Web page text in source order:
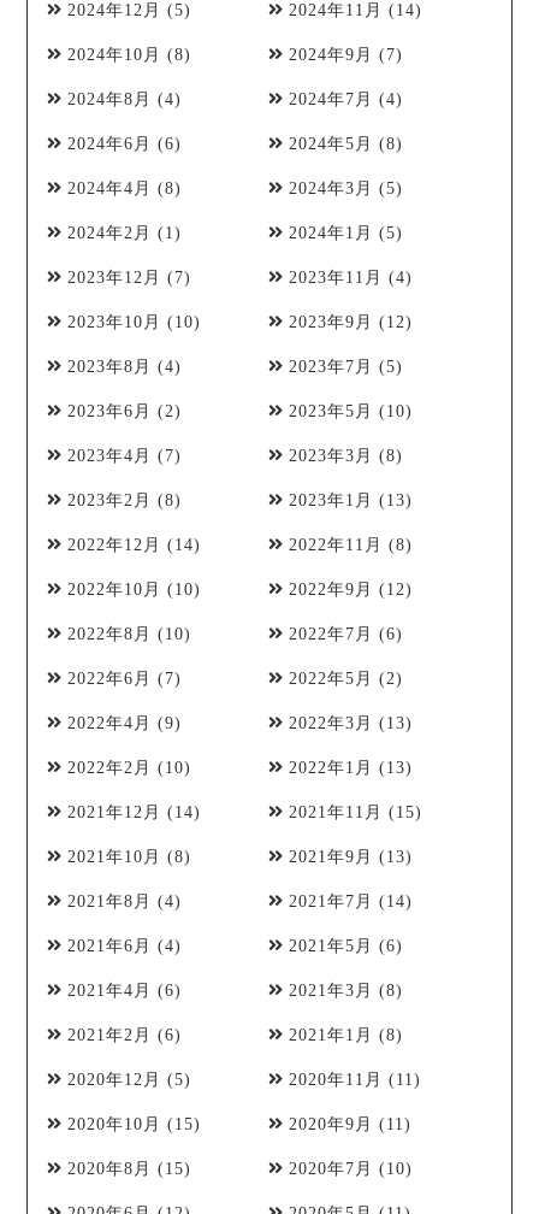
2024年12月 (5) 2024年11月 (14)
2024年10月 (8) 2024年9月 (7)
2024年8月 (4) 2024年7月 (4)
2024年6月 (6) 2024年5月 (8)
2024年4月 (8) 2024年3月 (5)
2024年2月 (1) 2024年1月 (5)
2023年12月 (7) 2023年11月 (4)
2023年10月 (10) 2023年9月 (12)
2023年8月 (4) 2023年7月 (5)
2023年6月 (2) 2023年5月 (10)
2023年4月 (7) 2023年3月 (8)
2023年2月 (8) 2023年1月 (13)
2022年12月 (14) 2022年11月 (8)
2022年10月 (10) 2022年9月 (12)
2022年8月 (10) 2022年7月 (6)
2022年6月 (7) 2022年5月 (2)
2022年4月 (9) 2022年3月 (13)
2022年2月 (10) 2022年1月 (13)
2021年12月 (14) 2021年11月 (15)
2021年10月 (8) 2021年9月 (13)
2021年8月 (4) 2021年7月 (14)
2021年6月 (4) 2021年5月 (6)
2021年4月 (6) 2021年3月 (8)
2021年2月 (6) 2021年1月 (8)
2020年12月 (5) 2020年11月 (11)
2020年10月 (15) 2020年9月 (11)
2020年8月 (15) 2020年7月 (10)